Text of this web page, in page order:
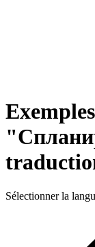
Sélectionner la